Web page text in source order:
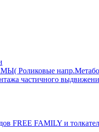
частичного
FREE FAMILY и